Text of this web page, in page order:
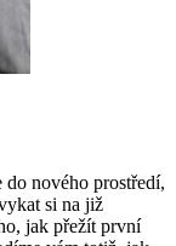
nového prostředí,
si na již
jak přežít první